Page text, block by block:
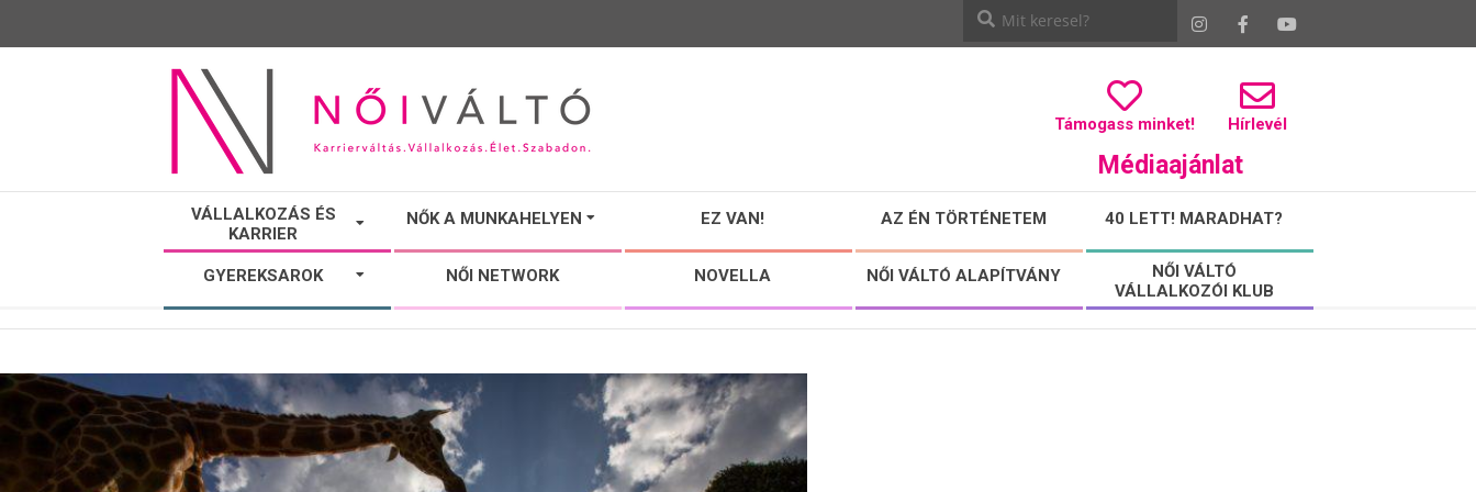
NŐI
VÁLTÓ
Támogass minket! Hírlevél
Médiaajánlat
VÁLLALKOZÁS ÉS
KARRIER
NŐK A MUNKAHELYEN EZ VAN! AZ ÉN TÖRTÉNETEM 40 LETT! MARADHAT?
GYEREKSAROK NŐI NETWORK NOVELLA NŐI VÁLTÓ ALAPÍTVÁNY
NŐI VÁLTÓ
VÁLLALKOZÓI KLUB